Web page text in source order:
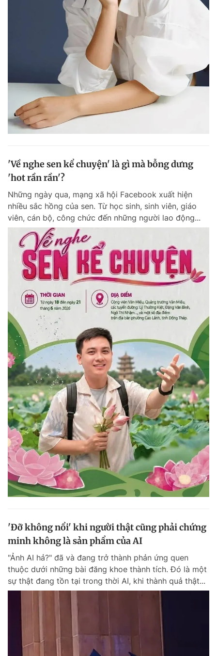
'Về nghe sen kể chuyện' là gì mà bỗng dưng
'hot rần rần'?
Những ngày qua, mạng xã hội Facebook xuất hiện
nhiều sắc hồng của sen. Từ học sinh, sinh viên, giáo
viên, cán bộ, công chức đến những người lao động...
'Đỡ không nổi' khi người thật cũng phải chứng
minh không là sản phẩm của AI
"Ảnh AI hả?" đã và đang trở thành phản ứng quen
thuộc dưới những bài đăng khoe thành tích. Đó là một
sự thật đang tồn tại trong thời AI, khi thành quả thật...